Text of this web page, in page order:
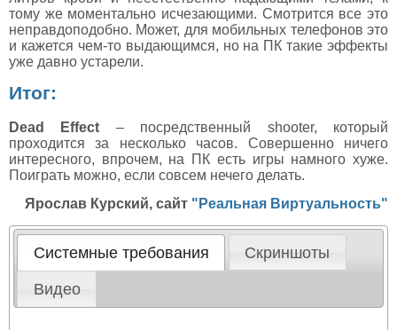
тому же моментально исчезающими. Смотрится все это
неправдоподобно. Может, для мобильных телефонов это
и кажется чем-то выдающимся, но на ПК такие эффекты
уже давно устарели.
Итог:
Dead Effect – посредственный shooter, который
проходится за несколько часов. Совершенно ничего
интересного, впрочем, на ПК есть игры намного хуже.
Поиграть можно, если совсем нечего делать.
Ярослав Курский, сайт "Реальная Виртуальность"
Системные требования Скриншоты
Видео